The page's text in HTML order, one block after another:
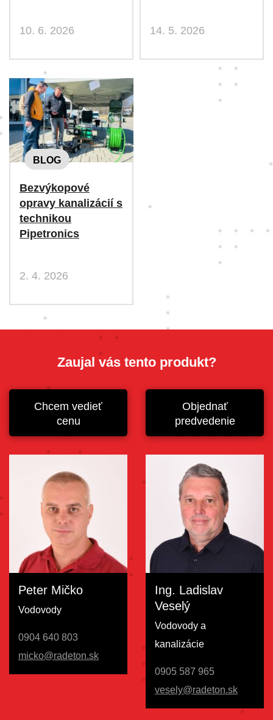
10. 6. 2026 14. 5. 2026
BLOG
Bezvýkopové
opravy kanalizácií s
technikou
Pipetronics
2. 4. 2026
Zaujal vás tento produkt?
Chcem vedieť
cenu
Objednať
predvedenie
Peter Mičko
Vodovody
0904 640 803
micko@radeton.sk
Ing. Ladislav
Veselý
Vodovody a
kanalizácie
0905 587 965
vesely@radeton.sk